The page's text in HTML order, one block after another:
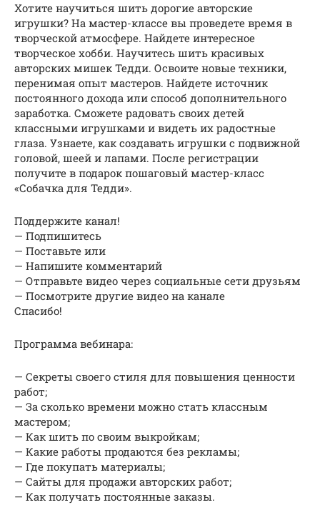
Хотите научиться шить дорогие авторские
игрушки? На мастер-классе вы проведете время в
творческой атмосфере. Найдете интересное
творческое хобби. Научитесь шить красивых
авторских мишек Тедди. Освоите новые техники,
перенимая опыт мастеров. Найдете источник
постоянного дохода или способ дополнительного
заработка. Сможете радовать своих детей
классными игрушками и видеть их радостные
глаза. Узнаете, как создавать игрушки с подвижной
головой, шеей и лапами. После регистрации
получите в подарок пошаговый мастер-класс
«Собачка для Тедди».
Поддержите канал!
— Подпишитесь
— Поставьте или
— Напишите комментарий
— Отправьте видео через социальные сети друзьям
— Посмотрите другие видео на канале
Спасибо!
Программа вебинара:
— Секреты своего стиля для повышения ценности
работ;
— За сколько времени можно стать классным
мастером;
— Как шить по своим выкройкам;
— Какие работы продаются без рекламы;
— Где покупать материалы;
— Сайты для продажи авторских работ;
— Как получать постоянные заказы.